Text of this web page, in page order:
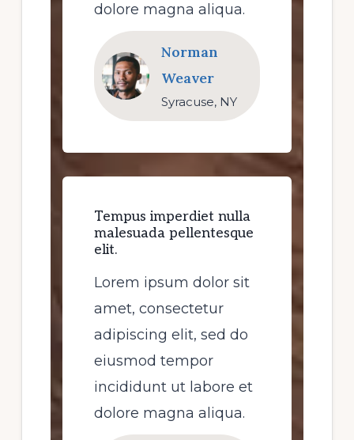
dolore magna aliqua.
Norman
Weaver
Syracuse, NY
Tempus imperdiet nulla
malesuada pellentesque
elit.
Lorem ipsum dolor sit
amet, consectetur
adipiscing elit, sed do
eiusmod tempor
incididunt ut labore et
dolore magna aliqua.